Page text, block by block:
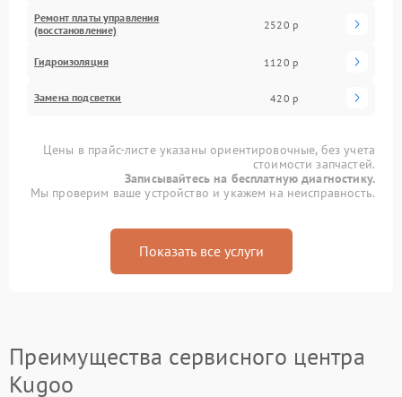
Ремонт платы управления
(восстановление)
2520 р
Гидроизоляция 1120 р
Замена подсветки 420 р
Цены в прайс-листе указаны ориентировочные, без учета
стоимости запчастей.
Записывайтесь на бесплатную диагностику.
Мы проверим ваше устройство и укажем на неисправность.
Показать все услуги
Преимущества сервисного центра
Kugoo